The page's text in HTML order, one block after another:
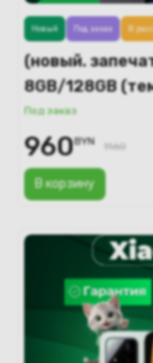
(новый.
8GB/128GB
Под заказ
В корзину
Новый Под заказ В
960BYN 1160